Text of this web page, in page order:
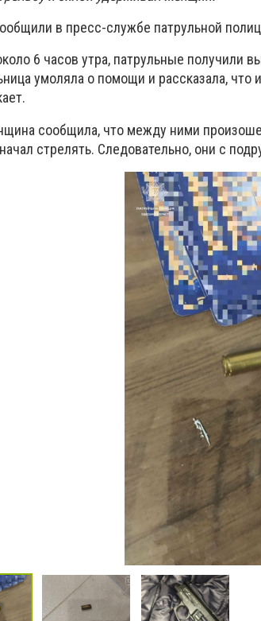
в пресс-службе патрульной
6 часов утра, патрульные получили
умоляла о помощи и рассказала, что
сообщила, что между ними
стрелять. Следовательно, они с